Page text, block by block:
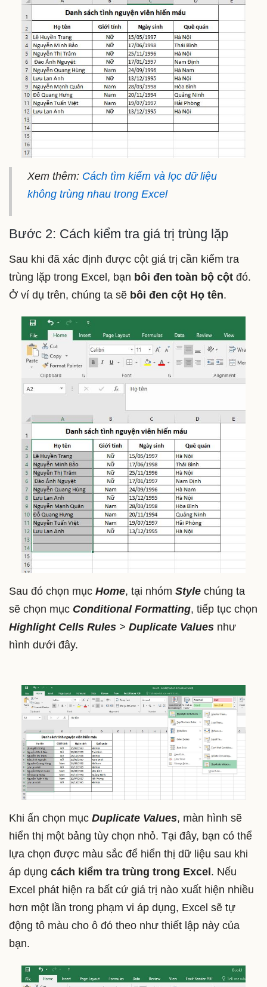
Xem thêm: Cách tìm kiếm và lọc dữ liệu
không trùng nhau trong Excel
Bước 2: Cách kiểm tra giá trị trùng lặp
Sau khi đã xác định được cột giá trị cần kiểm tra
trùng lặp trong Excel, bạn bôi đen toàn bộ cột đó.
Ở ví dụ trên, chúng ta sẽ bôi đen cột Họ tên.
Sau đó chọn mục Home, tại nhóm Style chúng ta
sẽ chọn mục Conditional Formatting, tiếp tục chọn
Highlight Cells Rules > Duplicate Values như
hình dưới đây.
Khi ấn chọn mục Duplicate Values, màn hình sẽ
hiển thị một bảng tùy chọn nhỏ. Tại đây, bạn có thể
lựa chọn được màu sắc để hiển thị dữ liệu sau khi
áp dụng cách kiểm tra trùng trong Excel . Nếu
Excel phát hiện ra bất cứ giá trị nào xuất hiện nhiều
hơn một lần trong phạm vi áp dụng, Excel sẽ tự
động tô màu cho ô đó theo như thiết lập này của
bạn.